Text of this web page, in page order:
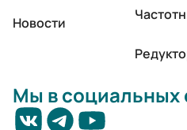
Новости
Мы в социальных